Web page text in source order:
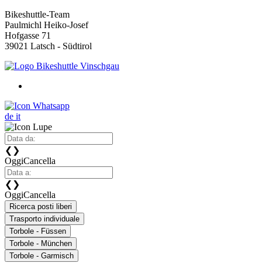
Bikeshuttle-Team
Paulmichl Heiko-Josef
Hofgasse 71
39021 Latsch - Südtirol
de it
❮ ❯
OggiCancella
❮ ❯
OggiCancella
Ricerca posti liberi
Trasporto individuale
Torbole - Füssen
Torbole - München
Torbole - Garmisch